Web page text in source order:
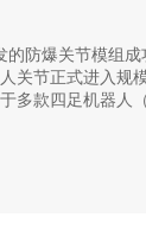
的防爆关节模组
关节正式进入规
多款四足机器人
或进口部件。